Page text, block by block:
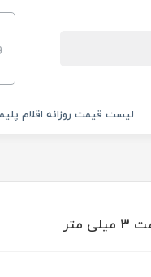
لیست قیمت روزانه اقلام